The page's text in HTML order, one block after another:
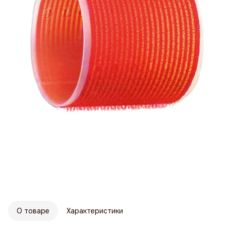
О товаре Характеристики